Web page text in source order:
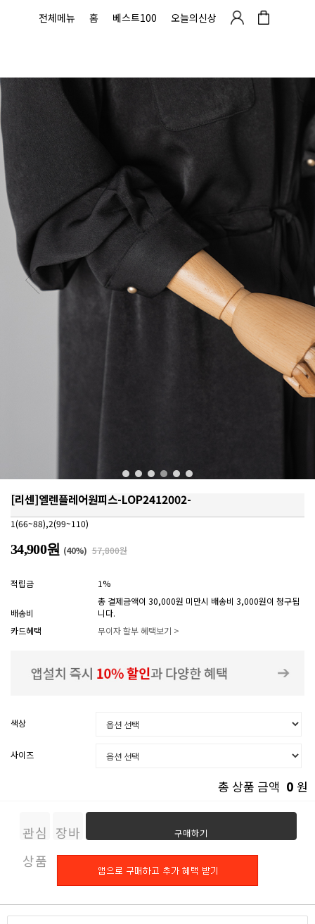
전체메뉴 홈 베스트100 오늘의신상
[리센]엘렌플레어원피스-LOP2412002-
1(66~88),2(99~110)
34,900원 (40%) 57,800원
적립금 1%
배송비
총 결제금액이 30,000원 미만시 배송비 3,000원이 청구됩
니다.
카드혜택
무이자 할부 혜택보기 >
색상
사이즈
총 상품 금액 0 원
관심
상품
장바
구니
구매하기